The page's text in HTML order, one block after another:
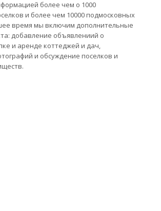
более чем о 1000
и более чем 10000 подмосковных
время мы включим дополнительные
добавление объявлениий о
и аренде коттеджей и дач,
и обсуждение поселков и